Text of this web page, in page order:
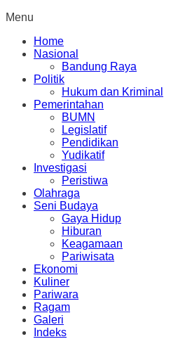
Menu
Home
Nasional
Bandung Raya
Politik
Hukum dan Kriminal
Pemerintahan
BUMN
Legislatif
Pendidikan
Yudikatif
Investigasi
Peristiwa
Olahraga
Seni Budaya
Gaya Hidup
Hiburan
Keagamaan
Pariwisata
Ekonomi
Kuliner
Pariwara
Ragam
Galeri
Indeks